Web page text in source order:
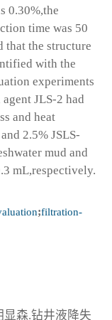
0.30%,the
time was 50
that the structure
with the
experiments
JLS-2 had
and heat
2.5% JSLS-
mud and
mL,respectively.
;filtration-
显森.钻井液降失